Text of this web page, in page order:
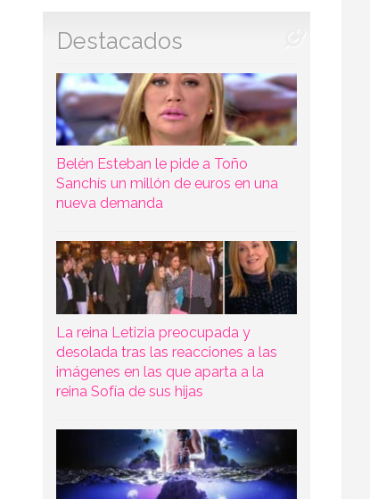
Destacados
Belén Esteban le pide a Toño
Sanchís un millón de euros en una
nueva demanda
La reina Letizia preocupada y
desolada tras las reacciones a las
imágenes en las que aparta a la
reina Sofía de sus hijas